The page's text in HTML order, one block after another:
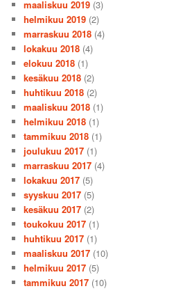
maaliskuu 2019 (3)
helmikuu 2019 (2)
marraskuu 2018 (4)
lokakuu 2018 (4)
elokuu 2018 (1)
kesäkuu 2018 (2)
huhtikuu 2018 (2)
maaliskuu 2018 (1)
helmikuu 2018 (1)
tammikuu 2018 (1)
joulukuu 2017 (1)
marraskuu 2017 (4)
lokakuu 2017 (5)
syyskuu 2017 (5)
kesäkuu 2017 (2)
toukokuu 2017 (1)
huhtikuu 2017 (1)
maaliskuu 2017 (10)
helmikuu 2017 (5)
tammikuu 2017 (10)